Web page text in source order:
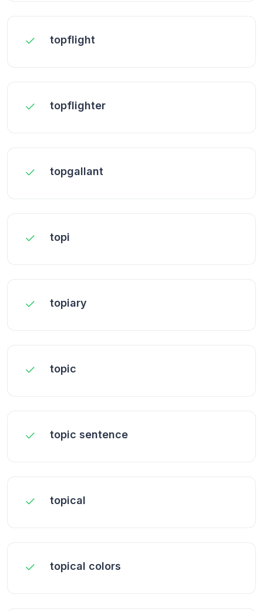
topflight
topflighter
topgallant
topi
topiary
topic
topic sentence
topical
topical colors